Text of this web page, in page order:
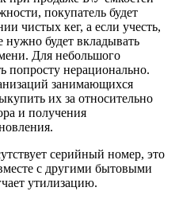
покупатель будет
чистых кег, а если учесть,
нужно будет вкладывать
Для небольшого
попросту нерационально.
занимающихся
их за относительно
и получения
серийный номер, это
с другими бытовыми
утилизацию.